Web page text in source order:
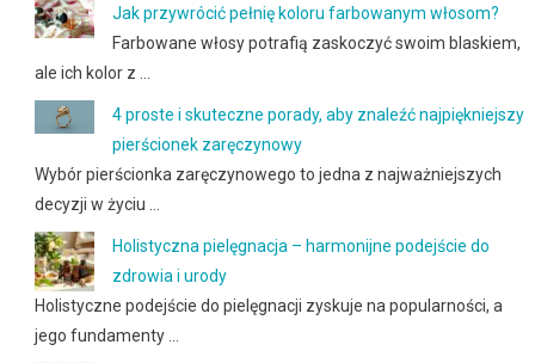
Jak przywrócić pełnię koloru farbowanym włosom?
Farbowane włosy potrafią zaskoczyć swoim blaskiem,
ale ich kolor z …
4 proste i skuteczne porady, aby znaleźć najpiękniejszy
pierścionek zaręczynowy
Wybór pierścionka zaręczynowego to jedna z najważniejszych
decyzji w życiu …
Holistyczna pielęgnacja – harmonijne podejście do
zdrowia i urody
Holistyczne podejście do pielęgnacji zyskuje na popularności, a
jego fundamenty …